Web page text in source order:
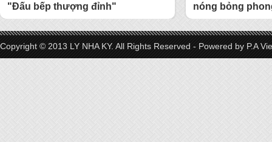
"Đấu bếp thượng đỉnh"
nóng bỏng
Copyright © 2013 LY NHA KY. All Rights Reserved - Powered by P.A